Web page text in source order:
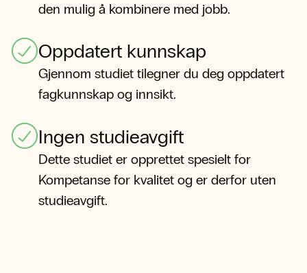
den mulig å kombinere med jobb.
Oppdatert kunnskap
Gjennom studiet tilegner du deg oppdatert
fagkunnskap og innsikt.
Ingen studieavgift
Dette studiet er opprettet spesielt for
Kompetanse for kvalitet og er derfor uten
studieavgift.